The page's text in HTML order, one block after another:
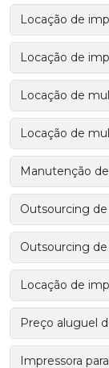
Locação de
Locação de
Locação de
Locação de
Manutenção
Outsourcing
Outsourcing
Locação de
Preço aluguel
Impressora